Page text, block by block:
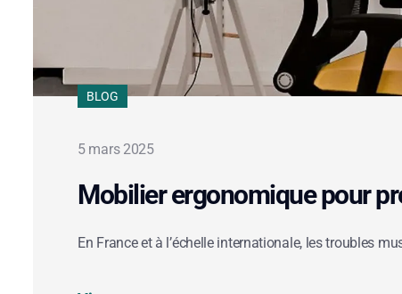
BLOG
5 mars 2025
Mobilier ergonomique pour
En France et à l’échelle internationale, les troubles